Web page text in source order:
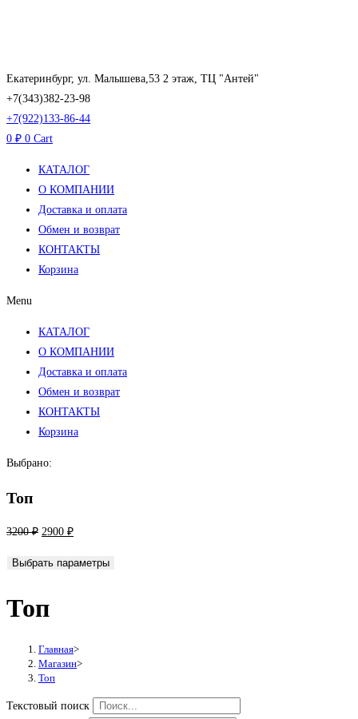
Екатеринбург, ул. Малышева,53 2 этаж, ТЦ "Антей"
+7(343)382-23-98
+7(922)133-86-44
0 ₽ 0 Cart
КАТАЛОГ
О КОМПАНИИ
Доставка и оплата
Обмен и возврат
КОНТАКТЫ
Корзина
Menu
КАТАЛОГ
О КОМПАНИИ
Доставка и оплата
Обмен и возврат
КОНТАКТЫ
Корзина
Выбрано:
Топ
3200₽ Первоначальная
составляла
2900 ₽Текущая
2900 ₽.
Выбрать параметры
Топ
Главная>
Магазин>
Топ
Текстовый поиск